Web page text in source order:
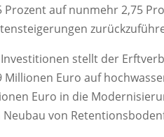
Prozent auf nunmehr 2,75
stellt der
Millionen Euro auf
Euro in die
Neubau von